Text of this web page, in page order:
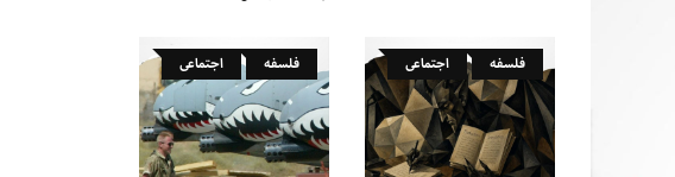
فلسفه اجتماعی فلسفه اجتماعی